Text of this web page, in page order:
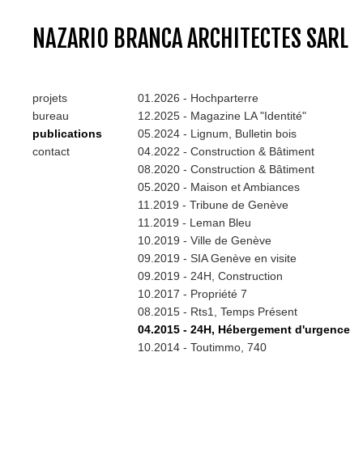
NAZARIO BRANCA ARCHITECTES SARL
projets
bureau
publications
contact
01.2026 - Hochparterre
12.2025 - Magazine LA "Identité"
05.2024 - Lignum, Bulletin bois
04.2022 - Construction & Bâtiment
08.2020 - Construction & Bâtiment
05.2020 - Maison et Ambiances
11.2019 - Tribune de Genève
11.2019 - Leman Bleu
10.2019 - Ville de Genève
09.2019 - SIA Genève en visite
09.2019 - 24H, Construction
10.2017 - Propriété 7
08.2015 - Rts1, Temps Présent
04.2015 - 24H, Hébergement d'urgence
10.2014 - Toutimmo, 740